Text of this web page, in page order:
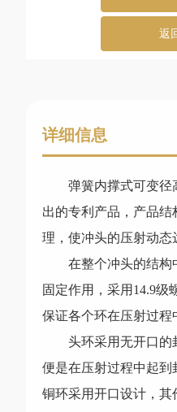
返
详细信息
弹簧内撑式可变径
出的专利产品，产品
理，使冲头的压射动态
在整个冲头的结构
固定作用，采用14.9级
保证各个环在压射过程
头环采用无开口的
便是在压射过程中起
铜环采用开口设计，其